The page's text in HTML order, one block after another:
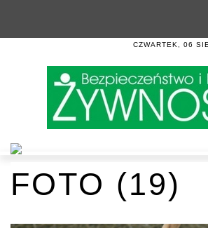
CZWARTEK, 06
FOTO (19)